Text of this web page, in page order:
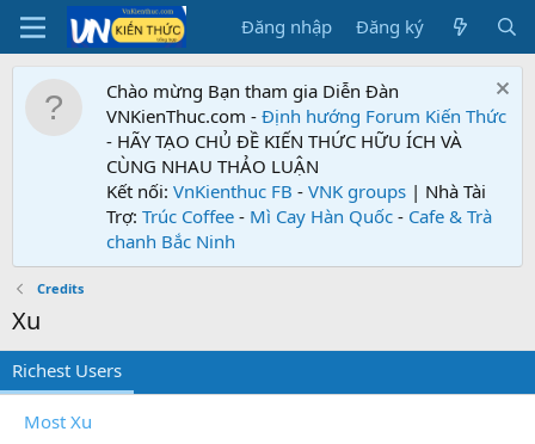
Đăng nhập Đăng ký
Chào mừng Bạn tham gia Diễn Đàn
VNKienThuc.com - Định hướng Forum Kiến Thức
- HÃY TẠO CHỦ ĐỀ KIẾN THỨC HỮU ÍCH VÀ
CÙNG NHAU THẢO LUẬN
Kết nối: VnKienthuc FB - VNK groups | Nhà Tài
Trợ: Trúc Coffee - Mì Cay Hàn Quốc - Cafe & Trà
chanh Bắc Ninh
Credits
Xu
Richest Users
Most Xu